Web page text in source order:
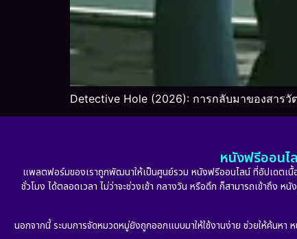
Detective Hole (2026): การกลับมาของสารวั
หนังฟรีออนไ
แพลตฟอร์มของเราถูกพัฒนาให้เป็นศูนย์รวม หนังฟรีออนไลน์ ที่อัปเดตเ
ชั่วโมง ได้ตลอดเวลา ไม่ว่าจะช่วงเช้า กลางวัน หรือดึก ก็สามารถเข้าถึง
นอกจากนี้ ระบบการจัดหมวดหมู่ยังถูกออกแบบมาให้ใช้งานง่าย ช่วยให้ค้นห